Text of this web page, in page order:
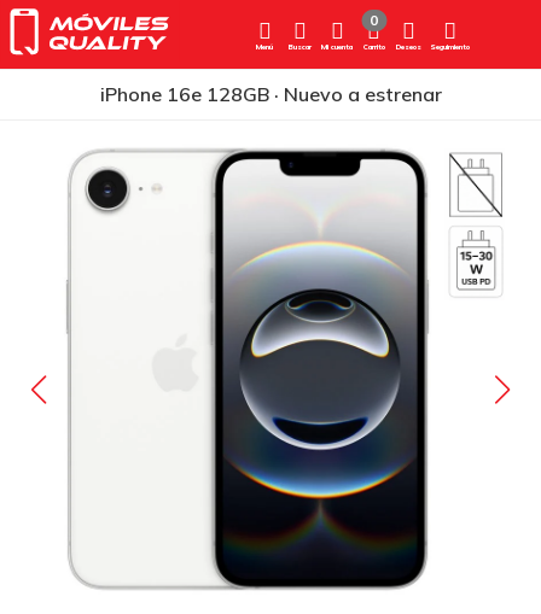
Menú Buscar Mi cuenta Carrito
0
Deseos Seguimiento
iPhone 16e 128GB · Nuevo a estrenar